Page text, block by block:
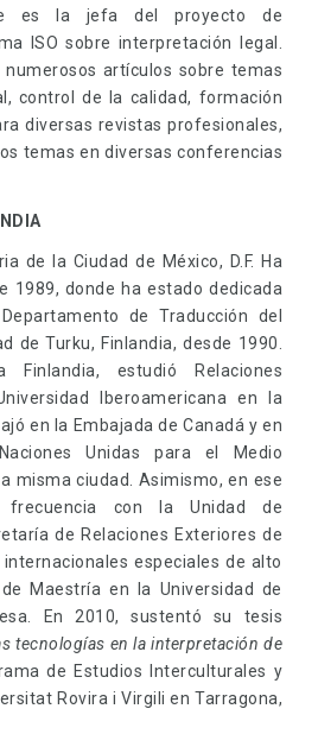
es la jefa del proyecto de
ISO sobre interpretación legal.
artículos sobre temas
control de la calidad, formación
diversas revistas profesionales,
temas en diversas conferencias
de la Ciudad de México, D.F. Ha
1989, donde ha estado dedicada
de Traducción del
de Turku, Finlandia, desde 1990.
estudió Relaciones
Iberoamericana en la
en la Embajada de Canadá y en
Unidas para el Medio
misma ciudad. Asimismo, en ese
frecuencia con la Unidad de
de Relaciones Exteriores de
especiales de alto
Maestría en la Universidad de
En 2010, sustentó su tesis
tecnologías en la interpretación de
de Estudios Interculturales y
Rovira i Virgili en Tarragona,